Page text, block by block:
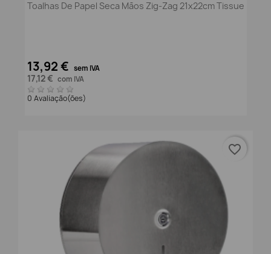
Toalhas De Papel Seca Mãos Zig-Zag 21x22cm Tissue
13,92 € sem IVA
17,12 € com IVA
0 Avaliação(ões)
favorite_border